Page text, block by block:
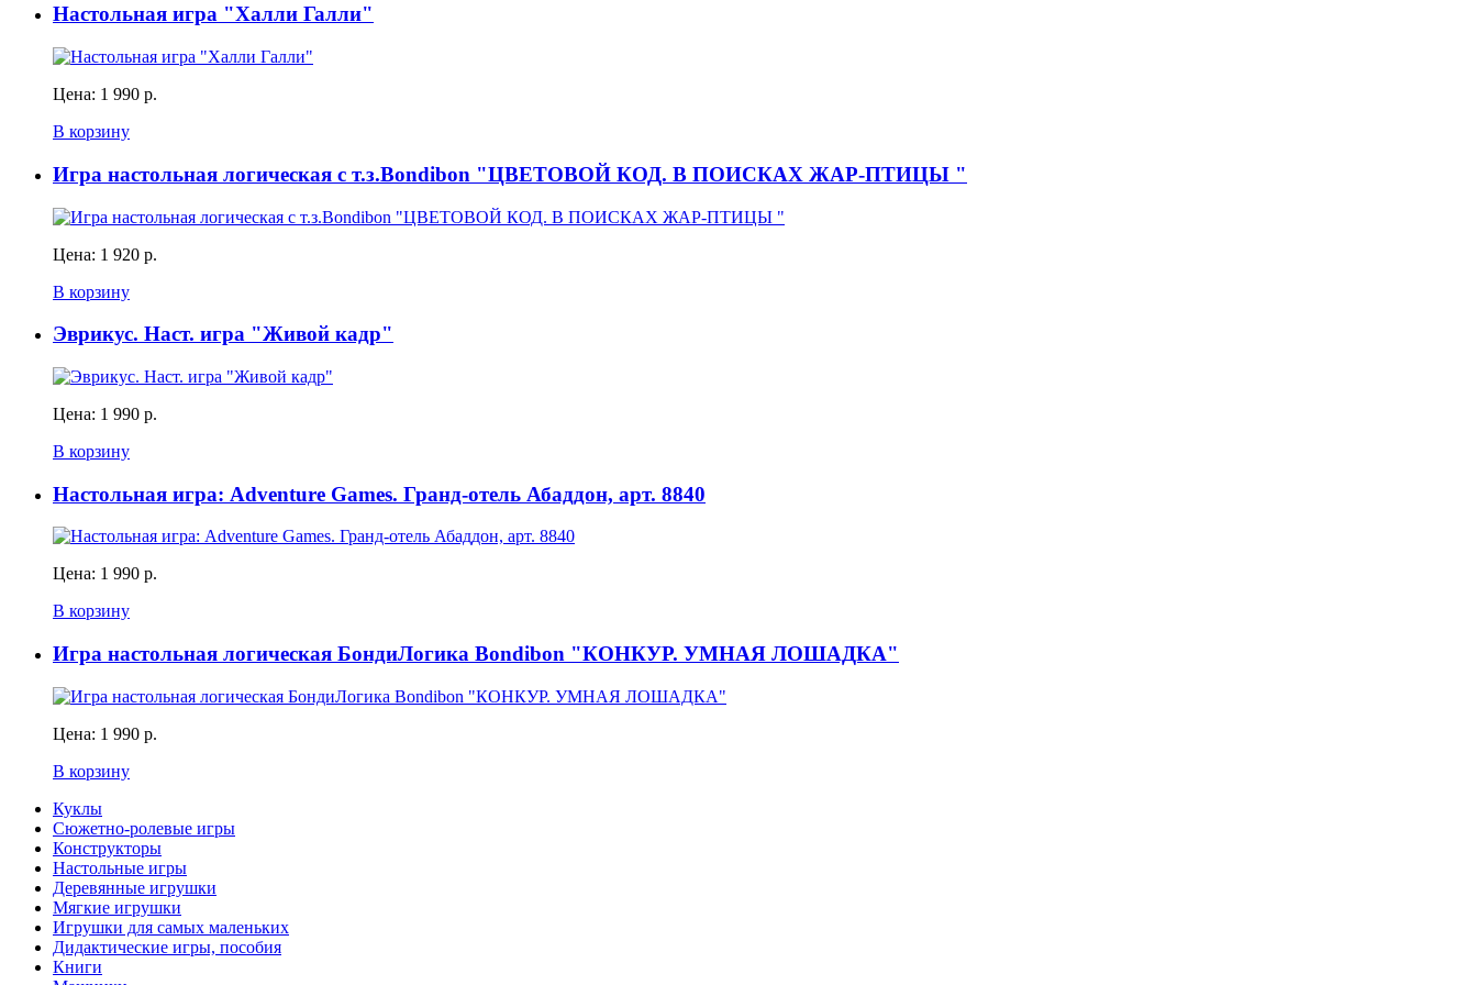
Настольная игра "Халли Галли"
Цена: 1 990 р.
В корзину
Игра настольная логическая с т.з.Bondibon "ЦВЕТОВОЙ КОД. В ПОИСКАХ ЖАР-ПТИЦЫ "
Цена: 1 920 р.
В корзину
Эврикус. Наст. игра "Живой кадр"
Цена: 1 990 р.
В корзину
Настольная игра: Adventure Games. Гранд-отель Абаддон, арт. 8840
Цена: 1 990 р.
В корзину
Игра настольная логическая БондиЛогика Bondibon "КОНКУР. УМНАЯ ЛОШАДКА"
Цена: 1 990 р.
В корзину
Куклы
Сюжетно-ролевые игры
Конструкторы
Настольные игры
Деревянные игрушки
Мягкие игрушки
Игрушки для самых маленьких
Дидактические игры, пособия
Книги